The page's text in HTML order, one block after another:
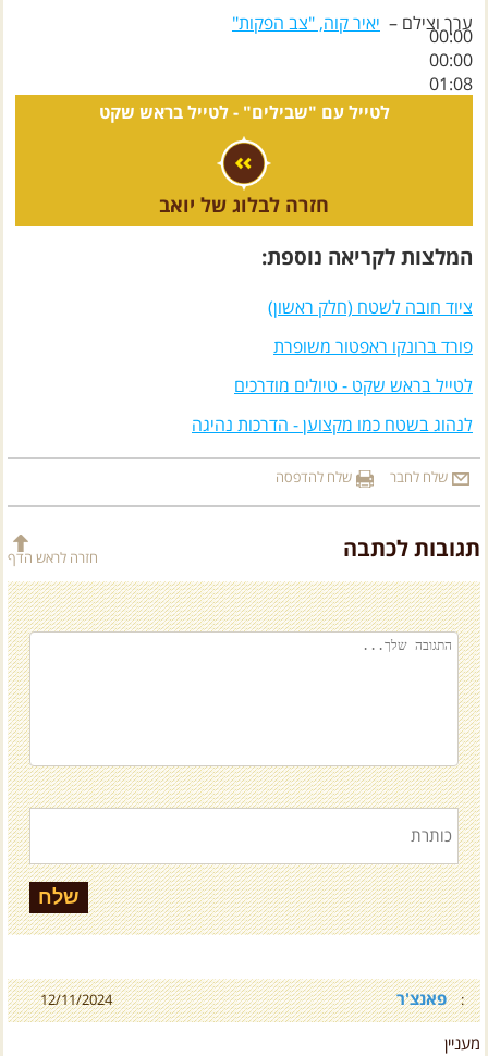
00:00
00:00
01:08
ערך וצילם – יאיר קוה, "צב הפקות"
לטייל עם "שבילים" -לטייל בראש שקט
חזרה לבלוג של יואב
המלצות לקריאה נוספת:
ציוד חובה לשטח (חלק ראשון)
פורד ברונקו ראפטור משופרת
לטייל בראש שקט - טיולים מודרכים
לנהוג בשטח כמו מקצוען - הדרכות נהיגה
שלח לחבר שלח להדפסה
תגובות לכתבה חזרה לראש הדף
12/11/2024 : פאנצ'ר
מעניין